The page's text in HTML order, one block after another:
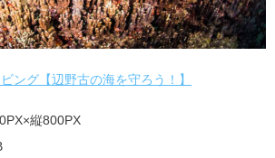
ング【辺野古の海を守ろう！】
縦800PX